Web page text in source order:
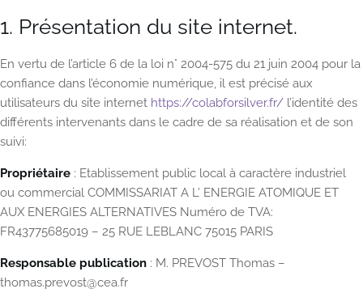
1. Présentation du site internet.
En vertu de l’article 6 de la loi n° 2004-575 du 21 juin 2004 pour la
confiance dans l’économie numérique, il est précisé aux
utilisateurs du site internet https://colabforsilver.fr/ l’identité des
différents intervenants dans le cadre de sa réalisation et de son
suivi:
Propriétaire : Etablissement public local à caractère industriel
ou commercial COMMISSARIAT A L’ ENERGIE ATOMIQUE ET
AUX ENERGIES ALTERNATIVES Numéro de TVA:
FR43775685019 – 25 RUE LEBLANC 75015 PARIS
Responsable publication : M. PREVOST Thomas –
thomas.prevost@cea.fr